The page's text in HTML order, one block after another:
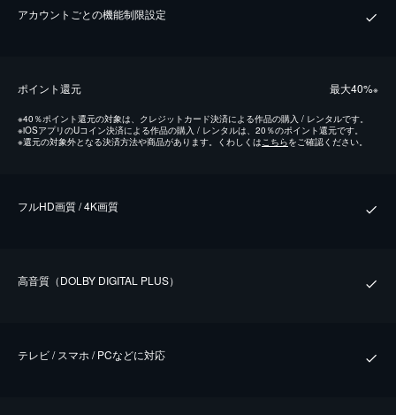
アカウントごとの機能制限設定
ポイント還元 最⼤40%※
※40％ポイント還元の対象は、クレジットカード決済による作品の購入 / レンタルです。
※iOSアプリのUコイン決済による作品の購入 / レンタルは、20％のポイント還元です。
※還元の対象外となる決済方法や商品があります。くわしくは こちらをご確認ください。
フルHD画質 / 4K画質
⾼⾳質（DOLBY DIGITAL PLUS）
テレビ / スマホ / PCなどに対応